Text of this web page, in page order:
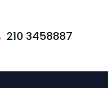
210 3458887